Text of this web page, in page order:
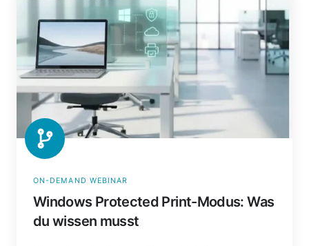
Modus:
Was
du
wissen
musst
ON-DEMAND WEBINAR
Windows Protected Print-Modus: Was
du wissen musst